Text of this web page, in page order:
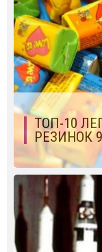
ТОП-10
РЕЗИНОК